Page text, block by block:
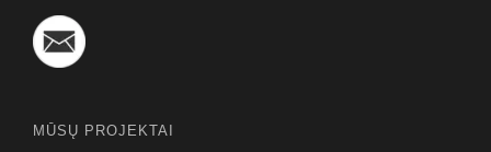
MŪSŲ PROJEKTAI